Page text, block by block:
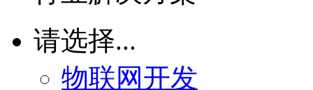
请选择...
物联网开发